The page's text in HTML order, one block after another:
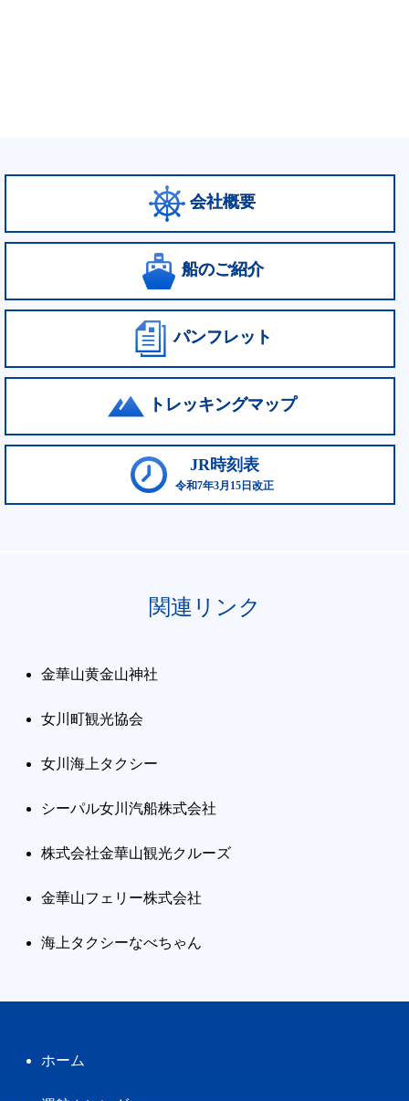
会社概要
船のご紹介
パンフレット
トレッキングマップ
JR時刻表
令和7年3月15日改正
関連リンク
金華山黄金山神社
女川町観光協会
女川海上タクシー
シーパル女川汽船株式会社
株式会社金華山観光クルーズ
金華山フェリー株式会社
海上タクシーなべちゃん
ホーム